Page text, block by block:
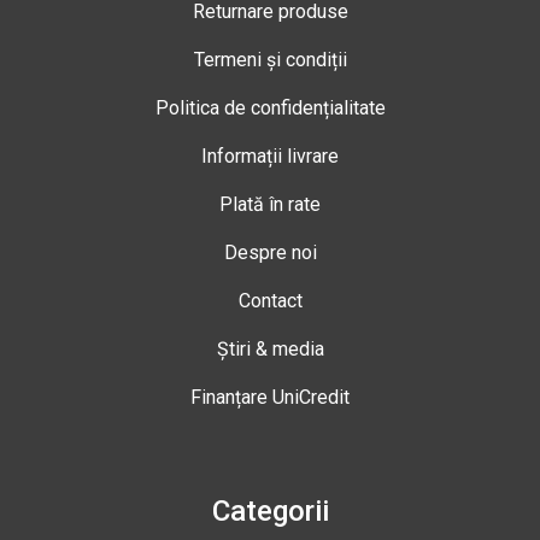
Returnare produse
Termeni și condiții
Politica de confidențialitate
Informații livrare
Plată în rate
Despre noi
Contact
Știri & media
Finanțare UniCredit
Categorii